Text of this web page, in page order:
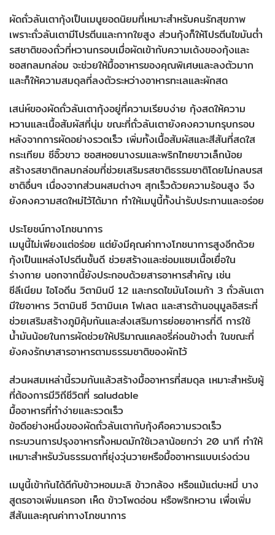
ผัดถั่วลันเตากุ้งเป็นเมนูยอดนิยมที่เหมาะสำหรับคนรักสุขภาพ
เพราะถั่วลันเตามีโปรตีนและกากใยสูง ส่วนกุ้งก็ให้โปรตีนไขมันต่ำ
รสชาติของถั่วที่หวานกรอบเมื่อผัดเข้ากับความเด้งของกุ้งและ
ซอสกลมกล่อม จะช่วยให้มื้ออาหารของคุณพิเศษและลงตัวมาก
และก็ให้ความสมดุลที่ลงตัวระหว่างอาหารทะเลและผักสด
เสน่ห์ของผัดถั่วลันเตากุ้งอยู่ที่ความเรียบง่าย กุ้งสดให้ความ
หวานและเนื้อสัมผัสที่นุ่ม ขณะที่ถั่วลันเตายังคงความกรุบกรอบ
หลังจากการผัดอย่างรวดเร็ว เพิ่มทั้งเนื้อสัมผัสและสีสันที่สดใส
กระเทียม ซีอิ๊วขาว ซอสหอยนางรมและพริกไทยขาวเล็กน้อย
สร้างรสชาติกลมกล่อมที่ช่วยเสริมรสชาติธรรมชาติโดยไม่กลบรส
ชาติอื่นๆ เนื่องจากส่วนผสมต่างๆ สุกเร็วด้วยความร้อนสูง จึง
ยังคงความสดใหม่ไว้ได้มาก ทำให้เมนูนี้ทั้งน่ารับประทานและอร่อย
ประโยชน์ทางโภชนาการ
เมนูนี้ไม่เพียงแต่อร่อย แต่ยังมีคุณค่าทางโภชนาการสูงอีกด้วย
กุ้งเป็นแหล่งโปรตีนชั้นดี ช่วยสร้างและซ่อมแซมเนื้อเยื่อใน
ร่างกาย นอกจากนี้ยังประกอบด้วยสารอาหารสำคัญ เช่น
ซีลีเนียม ไอโอดีน วิตามินบี 12 และกรดไขมันโอเมก้า 3 ถั่วลันเตา
มีใยอาหาร วิตามินซี วิตามินเค โฟเลต และสารต้านอนุมูลอิสระที่
ช่วยเสริมสร้างภูมิคุ้มกันและส่งเสริมการย่อยอาหารที่ดี การใช้
น้ำมันน้อยในการผัดช่วยให้ปริมาณแคลอรี่ค่อนข้างต่ำ ในขณะที่
ยังคงรักษาสารอาหารตามธรรมชาติของผักไว้
ส่วนผสมเหล่านี้รวมกันแล้วสร้างมื้ออาหารที่สมดุล เหมาะสำหรับผู้
ที่ต้องการมีวิถีชีวิตที่ saludable
มื้ออาหารที่ทำง่ายและรวดเร็ว
ข้อดีอย่างหนึ่งของผัดถั่วลันเตากับกุ้งคือความรวดเร็ว
กระบวนการปรุงอาหารทั้งหมดมักใช้เวลาน้อยกว่า 20 นาที ทำให้
เหมาะสำหรับวันธรรมดาที่ยุ่งวุ่นวายหรือมื้ออาหารแบบเร่งด่วน
เมนูนี้เข้ากันได้ดีกับข้าวหอมมะลิ ข้าวกล้อง หรือแม้แต่บะหมี่ บาง
สูตรอาจเพิ่มแครอท เห็ด ข้าวโพดอ่อน หรือพริกหวาน เพื่อเพิ่ม
สีสันและคุณค่าทางโภชนาการ